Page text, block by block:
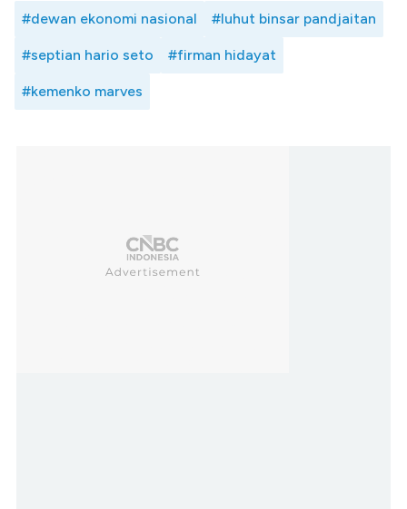
#dewan ekonomi nasional #luhut binsar pandjaitan
#septian hario seto #firman hidayat
#kemenko marves